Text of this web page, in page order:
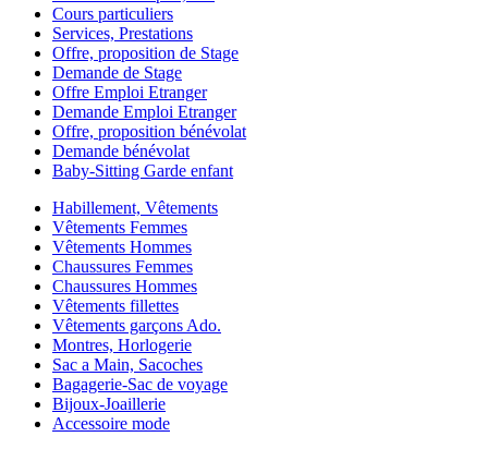
Cours particuliers
Services, Prestations
Offre, proposition de Stage
Demande de Stage
Offre Emploi Etranger
Demande Emploi Etranger
Offre, proposition bénévolat
Demande bénévolat
Baby-Sitting Garde enfant
Habillement, Vêtements
Vêtements Femmes
Vêtements Hommes
Chaussures Femmes
Chaussures Hommes
Vêtements fillettes
Vêtements garçons Ado.
Montres, Horlogerie
Sac a Main, Sacoches
Bagagerie-Sac de voyage
Bijoux-Joaillerie
Accessoire mode